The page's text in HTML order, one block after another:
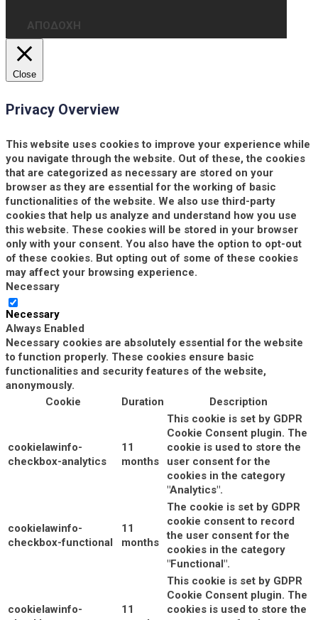
ΑΠΟΔΟΧΗ
Close
Privacy Overview
This website uses cookies to improve your experience while
you navigate through the website. Out of these, the cookies
that are categorized as necessary are stored on your
browser as they are essential for the working of basic
functionalities of the website. We also use third-party
cookies that help us analyze and understand how you use
this website. These cookies will be stored in your browser
only with your consent. You also have the option to opt-out
of these cookies. But opting out of some of these cookies
may affect your browsing experience.
Necessary
Necessary
Always Enabled
Necessary cookies are absolutely essential for the website
to function properly. These cookies ensure basic
functionalities and security features of the website,
anonymously.
Cookie
Duration Description
cookielawinfo-
checkbox-analytics
11
months
This cookie is set by GDPR
Cookie Consent plugin. The
cookie is used to store the
user consent for the
cookies in the category
"Analytics".
cookielawinfo-
checkbox-functional
11
months
The cookie is set by GDPR
cookie consent to record
the user consent for the
cookies in the category
"Functional".
cookielawinfo-
11
This cookie is set by GDPR
Cookie Consent plugin. The
cookies is used to store the